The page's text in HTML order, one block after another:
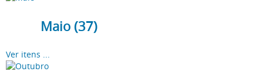
Maio (37)
Ver itens ...